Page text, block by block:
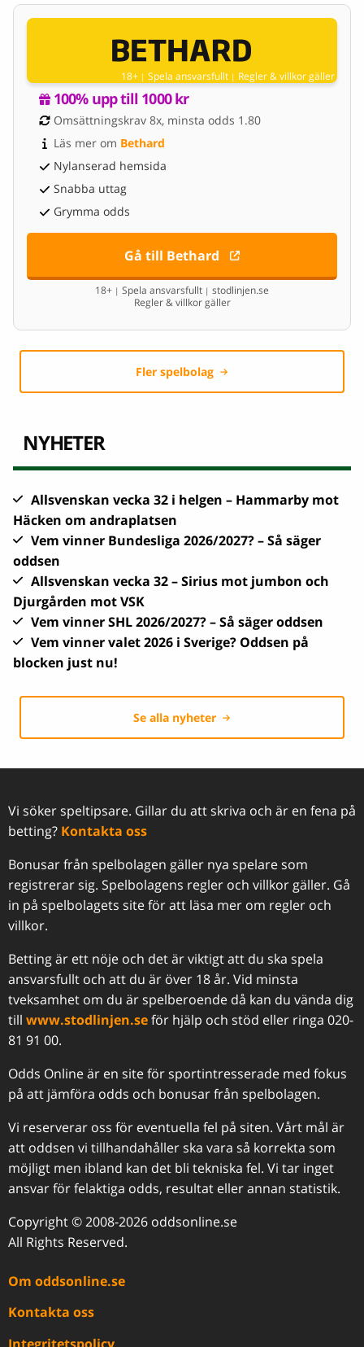
18+ | Spela ansvarsfullt | Regler & villkor gäller
100% upp till 1000 kr
Omsättningskrav 8x, minsta odds 1.80
Läs mer om Bethard
Nylanserad hemsida
Snabba uttag
Grymma odds
Gå till Bethard
18+ | Spela ansvarsfullt | stodlinjen.se
Regler & villkor gäller
Fler spelbolag
NYHETER
Allsvenskan vecka 32 i helgen – Hammarby mot
Häcken om andraplatsen
Vem vinner Bundesliga 2026/2027? – Så säger
oddsen
Allsvenskan vecka 32 – Sirius mot jumbon och
Djurgården mot VSK
Vem vinner SHL 2026/2027? – Så säger oddsen
Vem vinner valet 2026 i Sverige? Oddsen på
blocken just nu!
Se alla nyheter
Vi söker speltipsare. Gillar du att skriva och är en fena på
betting? Kontakta oss
Bonusar från spelbolagen gäller nya spelare som
registrerar sig. Spelbolagens regler och villkor gäller. Gå
in på spelbolagets site för att läsa mer om regler och
villkor.
Betting är ett nöje och det är viktigt att du ska spela
ansvarsfullt och att du är över 18 år. Vid minsta
tveksamhet om du är spelberoende då kan du vända dig
till www.stodlinjen.seför hjälp och stöd eller ringa 020-
81 91 00.
Odds Online är en site för sportintresserade med fokus
på att jämföra odds och bonusar från spelbolagen.
Vi reserverar oss för eventuella fel på siten. Vårt mål är
att oddsen vi tillhandahåller ska vara så korrekta som
möjligt men ibland kan det bli tekniska fel. Vi tar inget
ansvar för felaktiga odds, resultat eller annan statistik.
Copyright © 2008-2026 oddsonline.se
All Rights Reserved.
Om oddsonline.se
Kontakta oss